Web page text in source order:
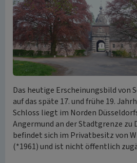
Das heutige Erscheinungsbild von
auf das späte 17. und frühe 19.
Schloss liegt im Norden
Angermund an der Stadtgrenze zu
befindet sich im Privatbesitz von
(*1961) und ist nicht öffentlich